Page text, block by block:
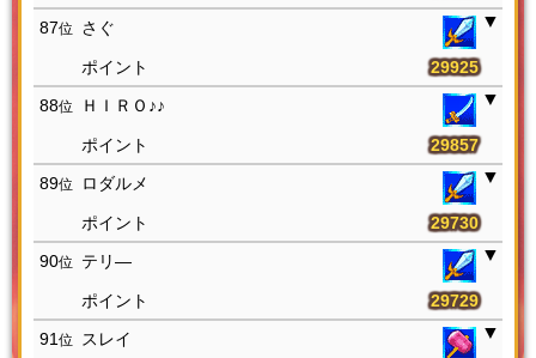
87位 さぐ
29925
88位 ＨＩＲＯ♪♪
29857
89位 ロダルメ
29730
90位 テリ―
29729
91 位 スレイ